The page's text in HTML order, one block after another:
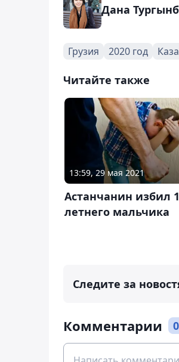
Дана
Грузия 2020 год
Читайте также
13:59, 29 мая 2021
Астанчанин избил
летнего мальчика
Следите за
Комментарии 0